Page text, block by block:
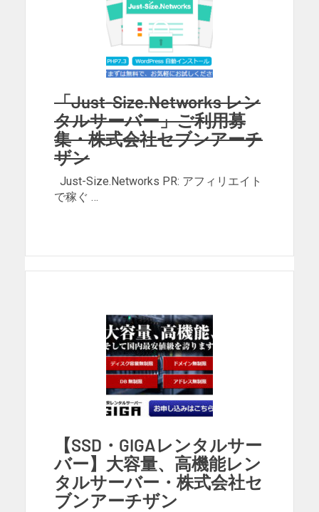
「Just-Size.Networks レン
タルサーバー」ご利用募
集・株式会社セブンアーチ
ザン
Just-Size.Networks PR: アフィリエイト
で稼ぐ …
【SSD・GIGAレンタルサー
バー】大容量、高機能レン
タルサーバー・株式会社セ
ブンアーチザン